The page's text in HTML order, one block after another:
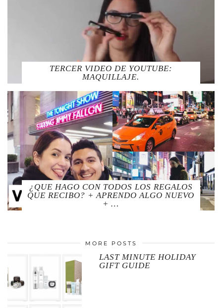
TERCER VIDEO DE YOUTUBE:
MAQUILLAJE.
¿QUE HAGO CON TODOS LOS REGALOS
QUE RECIBO? + APRENDO ALGO NUEVO
+ …
MORE POSTS
LAST MINUTE HOLIDAY
GIFT GUIDE